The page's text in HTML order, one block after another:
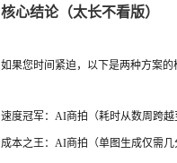
核心结论（太长不看版）
如果您时间紧迫，以下是两种方案的
速度冠军：AI商拍（耗时从数周跨越
成本之王：AI商拍（单图生成仅需几